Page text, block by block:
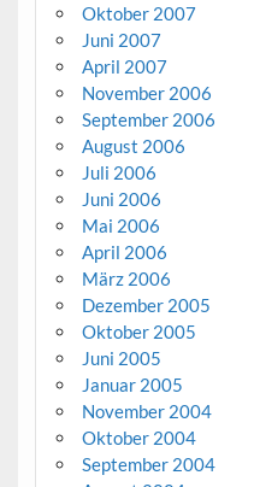
Oktober 2007
Juni 2007
April 2007
November 2006
September 2006
August 2006
Juli 2006
Juni 2006
Mai 2006
April 2006
März 2006
Dezember 2005
Oktober 2005
Juni 2005
Januar 2005
November 2004
Oktober 2004
September 2004